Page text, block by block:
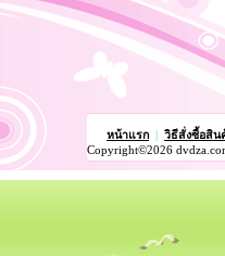
หน้าแรก
วิธีสั่งซื้อสิน
Copyright©2026